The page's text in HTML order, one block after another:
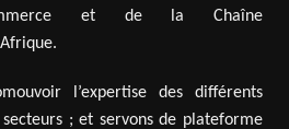
et de la Chaîne
l’expertise des différents
; et servons de plateforme